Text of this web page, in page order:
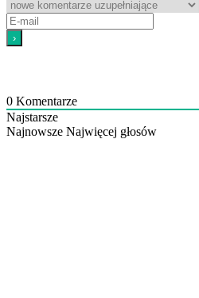
0 Komentarze
Najstarsze
Najnowsze Najwięcej głosów